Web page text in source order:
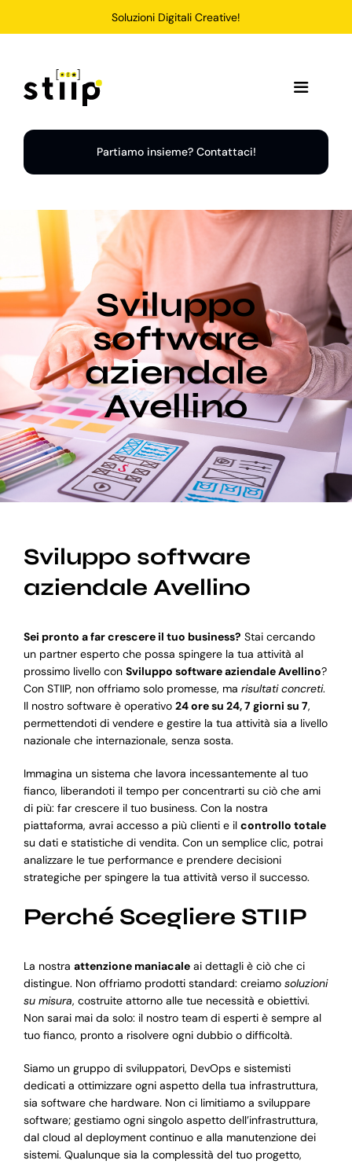
Soluzioni Digitali Creative!
Toggle
Home
Soluzioni
Chi Siamo
Portfolio
Blog
Supporto
Partiamo insieme? Contattaci!
Sviluppo
software
aziendale
Avellino
Sviluppo software
aziendale Avellino
Sei pronto a far crescere il tuo business? Stai cercando
un partner esperto che possa spingere la tua attività al
prossimo livello con Sviluppo software aziendale Avellino?
Con STIIP, non offriamo solo promesse, ma risultati concreti.
Il nostro software è operativo 24 ore su 24, 7 giorni su 7,
permettendoti di vendere e gestire la tua attività sia a livello
nazionale che internazionale, senza sosta.
Immagina un sistema che lavora incessantemente al tuo
fianco, liberandoti il tempo per concentrarti su ciò che ami
di più: far crescere il tuo business. Con la nostra
piattaforma, avrai accesso a più clienti e il controllo totale
su dati e statistiche di vendita. Con un semplice clic, potrai
analizzare le tue performance e prendere decisioni
strategiche per spingere la tua attività verso il successo.
Perché Scegliere STIIP
La nostra attenzione maniacaleai dettagli è ciò che ci
distingue. Non offriamo prodotti standard: creiamo soluzioni
su misura, costruite attorno alle tue necessità e obiettivi.
Non sarai mai da solo: il nostro team di esperti è sempre al
tuo fianco, pronto a risolvere ogni dubbio o difficoltà.
Siamo un gruppo di sviluppatori, DevOps e sistemisti
dedicati a ottimizzare ogni aspetto della tua infrastruttura,
sia software che hardware. Non ci limitiamo a sviluppare
software; gestiamo ogni singolo aspetto dell’infrastruttura,
dal cloud al deployment continuo e alla manutenzione dei
sistemi. Qualunque sia la complessità del tuo progetto,